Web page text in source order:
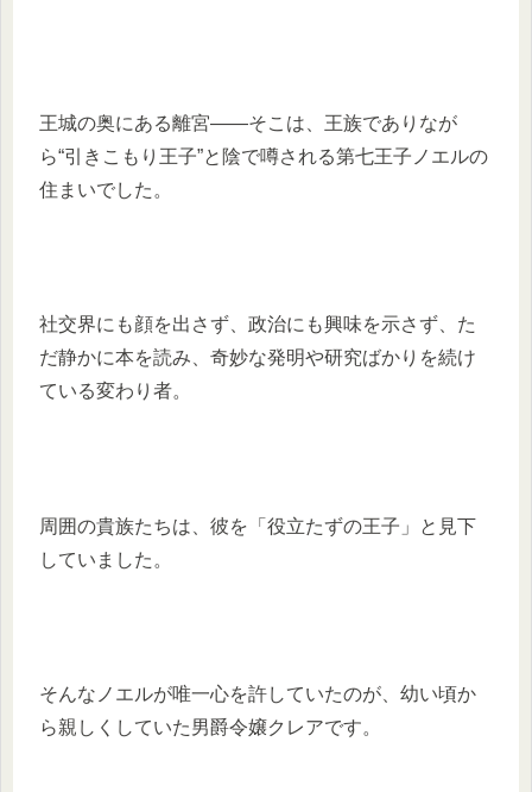
王城の奥にある離宮――そこは、王族でありなが
ら“引きこもり王子”と陰で噂される第七王子ノエルの
住まいでした。
社交界にも顔を出さず、政治にも興味を示さず、た
だ静かに本を読み、奇妙な発明や研究ばかりを続け
ている変わり者。
周囲の貴族たちは、彼を「役立たずの王子」と見下
していました。
そんなノエルが唯一心を許していたのが、幼い頃か
ら親しくしていた男爵令嬢クレアです。